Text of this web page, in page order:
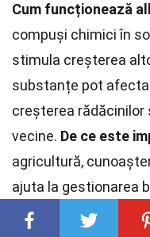
Cum funcționează
compuși chimici în
stimula creșterea
substanțe pot
creșterea
vecine. De ce este
agricultură,
ajuta la gestionarea
randamentului